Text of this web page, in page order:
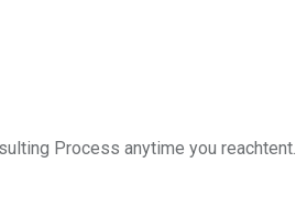
Process anytime you reachtent.